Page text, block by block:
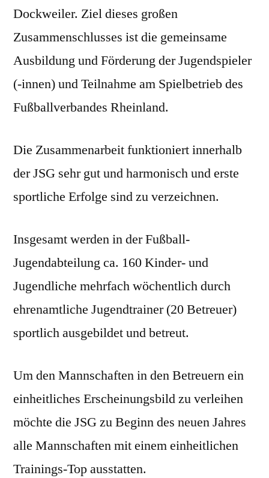
Dockweiler. Ziel dieses großen
Zusammenschlusses ist die gemeinsame
Ausbildung und Förderung der Jugendspieler
(-innen) und Teilnahme am Spielbetrieb des
Fußballverbandes Rheinland.
Die Zusammenarbeit funktioniert innerhalb
der JSG sehr gut und harmonisch und erste
sportliche Erfolge sind zu verzeichnen.
Insgesamt werden in der Fußball-
Jugendabteilung ca. 160 Kinder- und
Jugendliche mehrfach wöchentlich durch
ehrenamtliche Jugendtrainer (20 Betreuer)
sportlich ausgebildet und betreut.
Um den Mannschaften in den Betreuern ein
einheitliches Erscheinungsbild zu verleihen
möchte die JSG zu Beginn des neuen Jahres
alle Mannschaften mit einem einheitlichen
Trainings-Top ausstatten.